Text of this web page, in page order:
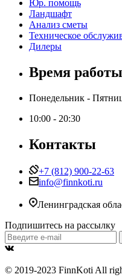
Юр. помощь
Ландшафт
Анализ сметы
Техническое
Дилеры
Время работы
Понедельник -
10:00 - 20:30
Контакты
+7 (812) 900-22-63
info@finnkoti.ru
Ленинградская
Подпишитесь на рассылку
© 2019-2023 FinnKoti All